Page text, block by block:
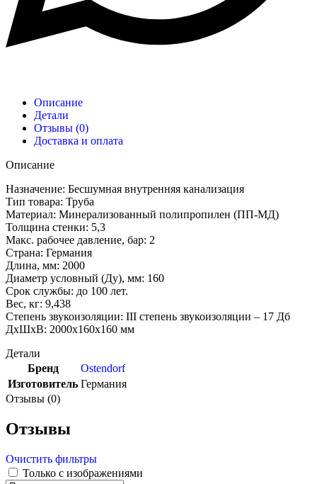
Описание
Детали
Отзывы (0)
Доставка и оплата
Описание
Назначение: Бесшумная внутренняя канализация
Тип товара: Труба
Материал: Минерализованный полипропилен (ПП-МД)
Толщина стенки: 5,3
Макс. рабочее давление, бар: 2
Страна: Германия
Длина, мм: 2000
Диаметр условный (Ду), мм: 160
Срок службы: до 100 лет.
Вес, кг: 9,438
Степень звукоизоляции: III степень звукоизоляции – 17 Дб
ДxШxВ: 2000x160x160 мм
Детали
Бренд
Ostendorf
Изготовитель Германия
Отзывы (0)
Отзывы
Очистить фильтры
Только с изображениями